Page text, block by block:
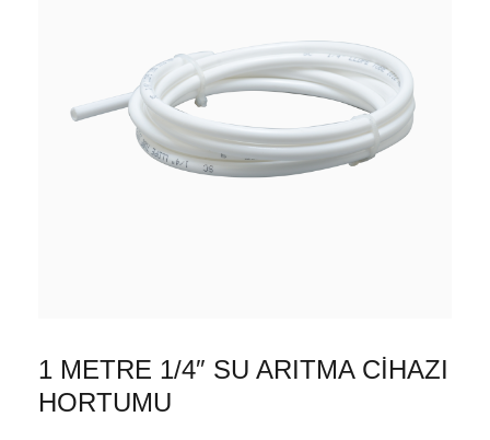
1 METRE 1/4″ SU ARITMA CİHAZI
HORTUMU